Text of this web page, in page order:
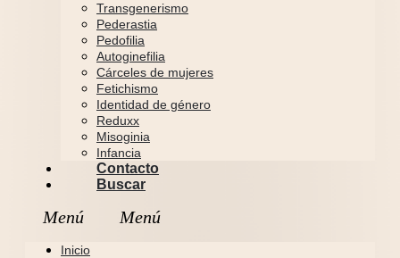
Transgenerismo
Pederastia
Pedofilia
Autoginefilia
Cárceles de mujeres
Fetichismo
Identidad de género
Reduxx
Misoginia
Infancia
Contacto
Buscar
Inicio